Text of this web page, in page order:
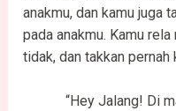
anakmu, dan kamu juga
pada anakmu. Kamu
tidak, dan takkan pernah
“Hey Jalang! Di